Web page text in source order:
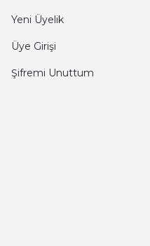
kargo hızlı
mehmet yıldız | 19/06/2025
seiko astron kordon 7x52
Yeni Üyelik
Üye Girişi
Şifremi Unuttum